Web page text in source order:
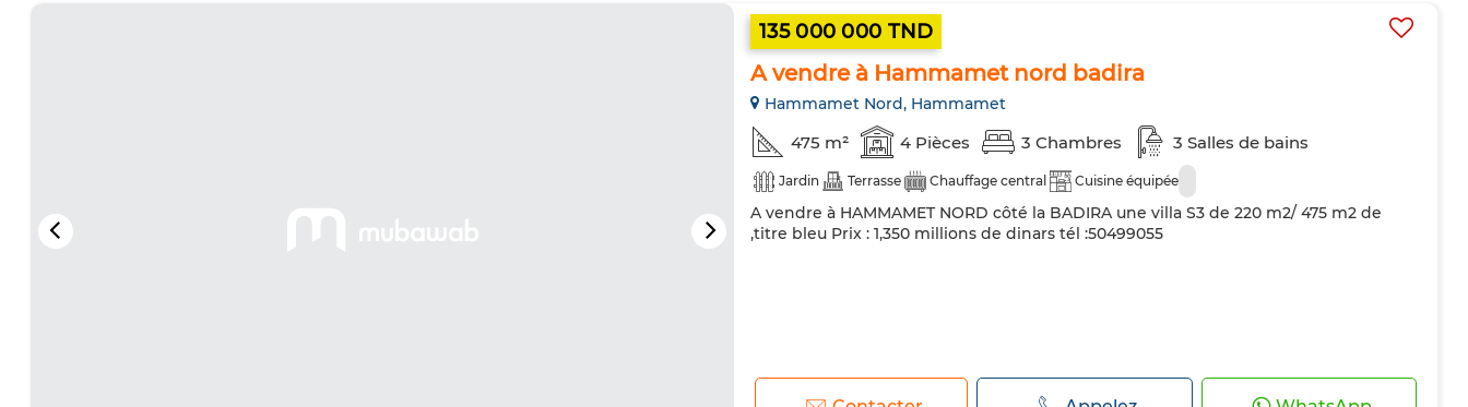
135 000 000 TND
A vendre à Hammamet nord badira
Hammamet Nord, Hammamet
475 m² 4 Pièces 3 Chambres 3 Salles de bains
Jardin Terrasse Chauffage central Cuisine équipée
A vendre à HAMMAMET NORD côté la BADIRA une villa S3 de 220 m2/ 475 m2 de
,titre bleu Prix : 1,350 millions de dinars tél :50499055